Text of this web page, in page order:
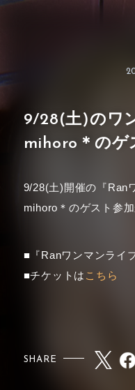
9/28(土)のワ
mihoro＊のゲ
9/28(土)開催の『Ran
mihoro＊のゲスト参
■『Ranワンマンライ
■チケットは こちら
SHARE